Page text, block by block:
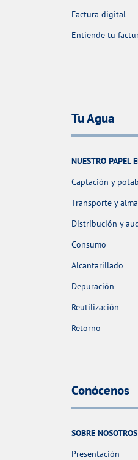
Factura digital
Entiende tu
Tu Agua
NUESTRO PAPEL
Captación y
Transporte y
Distribución y
Consumo
Alcantarillado
Depuración
Reutilización
Retorno
Conócenos
SOBRE NOSOTROS
Presentación